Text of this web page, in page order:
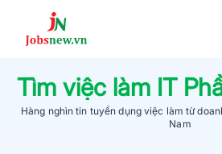
Tìm việc làm IT
Hàng nghìn tin tuyển dụng việc làm từ
Nam